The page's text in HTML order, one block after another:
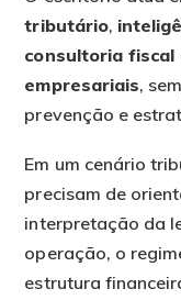
tributário,
consultoria fiscal
empresariais,
prevenção e
Em um cenário
precisam de
interpretação da
operação, o
estrutura